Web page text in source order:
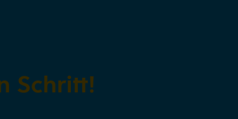
Schritt!